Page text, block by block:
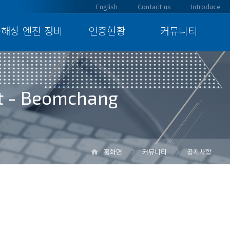
해상 엔진 정비 인증현황 커뮤니티
English Contact us Introduce
- Beomchang
홈화면 커뮤니티 공지사항